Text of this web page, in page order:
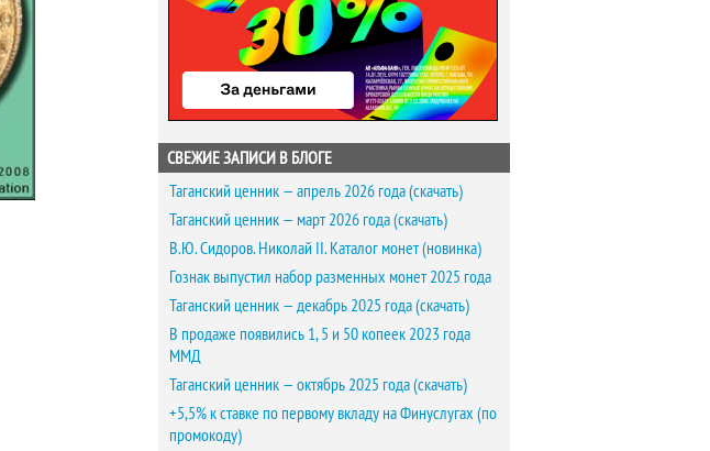
СВЕЖИЕ ЗАПИСИ В БЛОГЕ
Таганский ценник — апрель 2026 года (скачать)
Таганский ценник — март 2026 года (скачать)
В.Ю. Сидоров. Николай II. Каталог монет (новинка)
Гознак выпустил набор разменных монет 2025 года
Таганский ценник — декабрь 2025 года (скачать)
В продаже появились 1, 5 и 50 копеек 2023 года
ММД
Таганский ценник — октябрь 2025 года (скачать)
+5,5% к ставке по первому вкладу на Финуслугах (по
промокоду)